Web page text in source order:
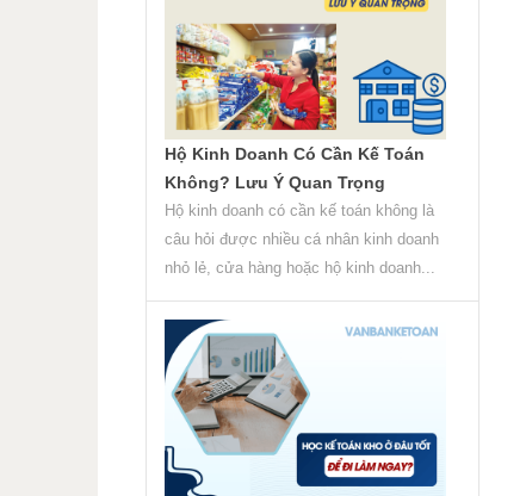
Hộ Kinh Doanh Có Cần Kế Toán
Không? Lưu Ý Quan Trọng
Hộ kinh doanh có cần kế toán không là
câu hỏi được nhiều cá nhân kinh doanh
nhỏ lẻ, cửa hàng hoặc hộ kinh doanh...